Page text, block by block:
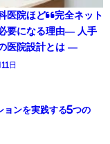
医院ほど“完全ネット
要になる理由― 人手
医院設計とは ―
日
ョンを実践する5つの